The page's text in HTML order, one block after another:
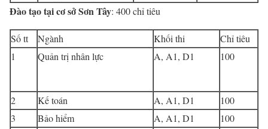
Đào tạo tại cơ sở Sơn Tây: 400 chỉ tiêu
Số tt Ngành Khối thi
Chỉ tiêu
1
Quản trị nhân lực A, A1, D1 100
2 Kế toán A, A1, D1
100
3
Bảo hiểm A, A1, D1
100